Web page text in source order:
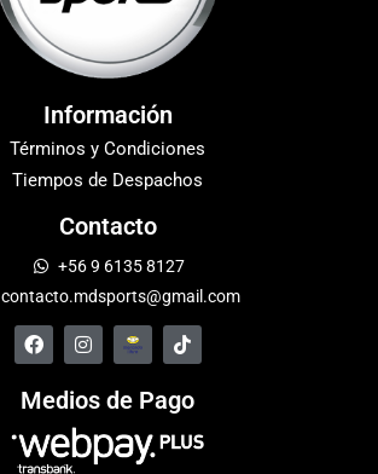
Información
Términos y Condiciones
Tiempos de Despachos
Contacto
+56 9 6135 8127
contacto.mdsports@gmail.com
Medios de Pago